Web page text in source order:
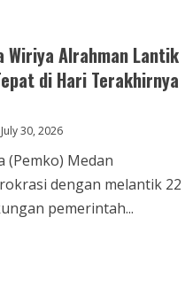
Wiriya Alrahman Lantik
di Hari Terakhirnya
July 30, 2026
Medan
dengan melantik 22
pemerintah...